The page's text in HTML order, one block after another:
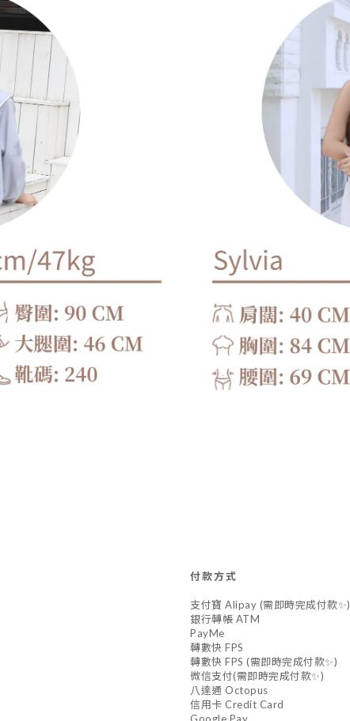
付款方式
支付寶 Alipay (需即時完成付款✨)
銀行轉帳 ATM
PayMe
轉數快 FPS
轉數快 FPS (需即時完成付款✨)
微信支付(需即時完成付款✨)
八達通 Octopus
信用卡 Credit Card
Google Pay